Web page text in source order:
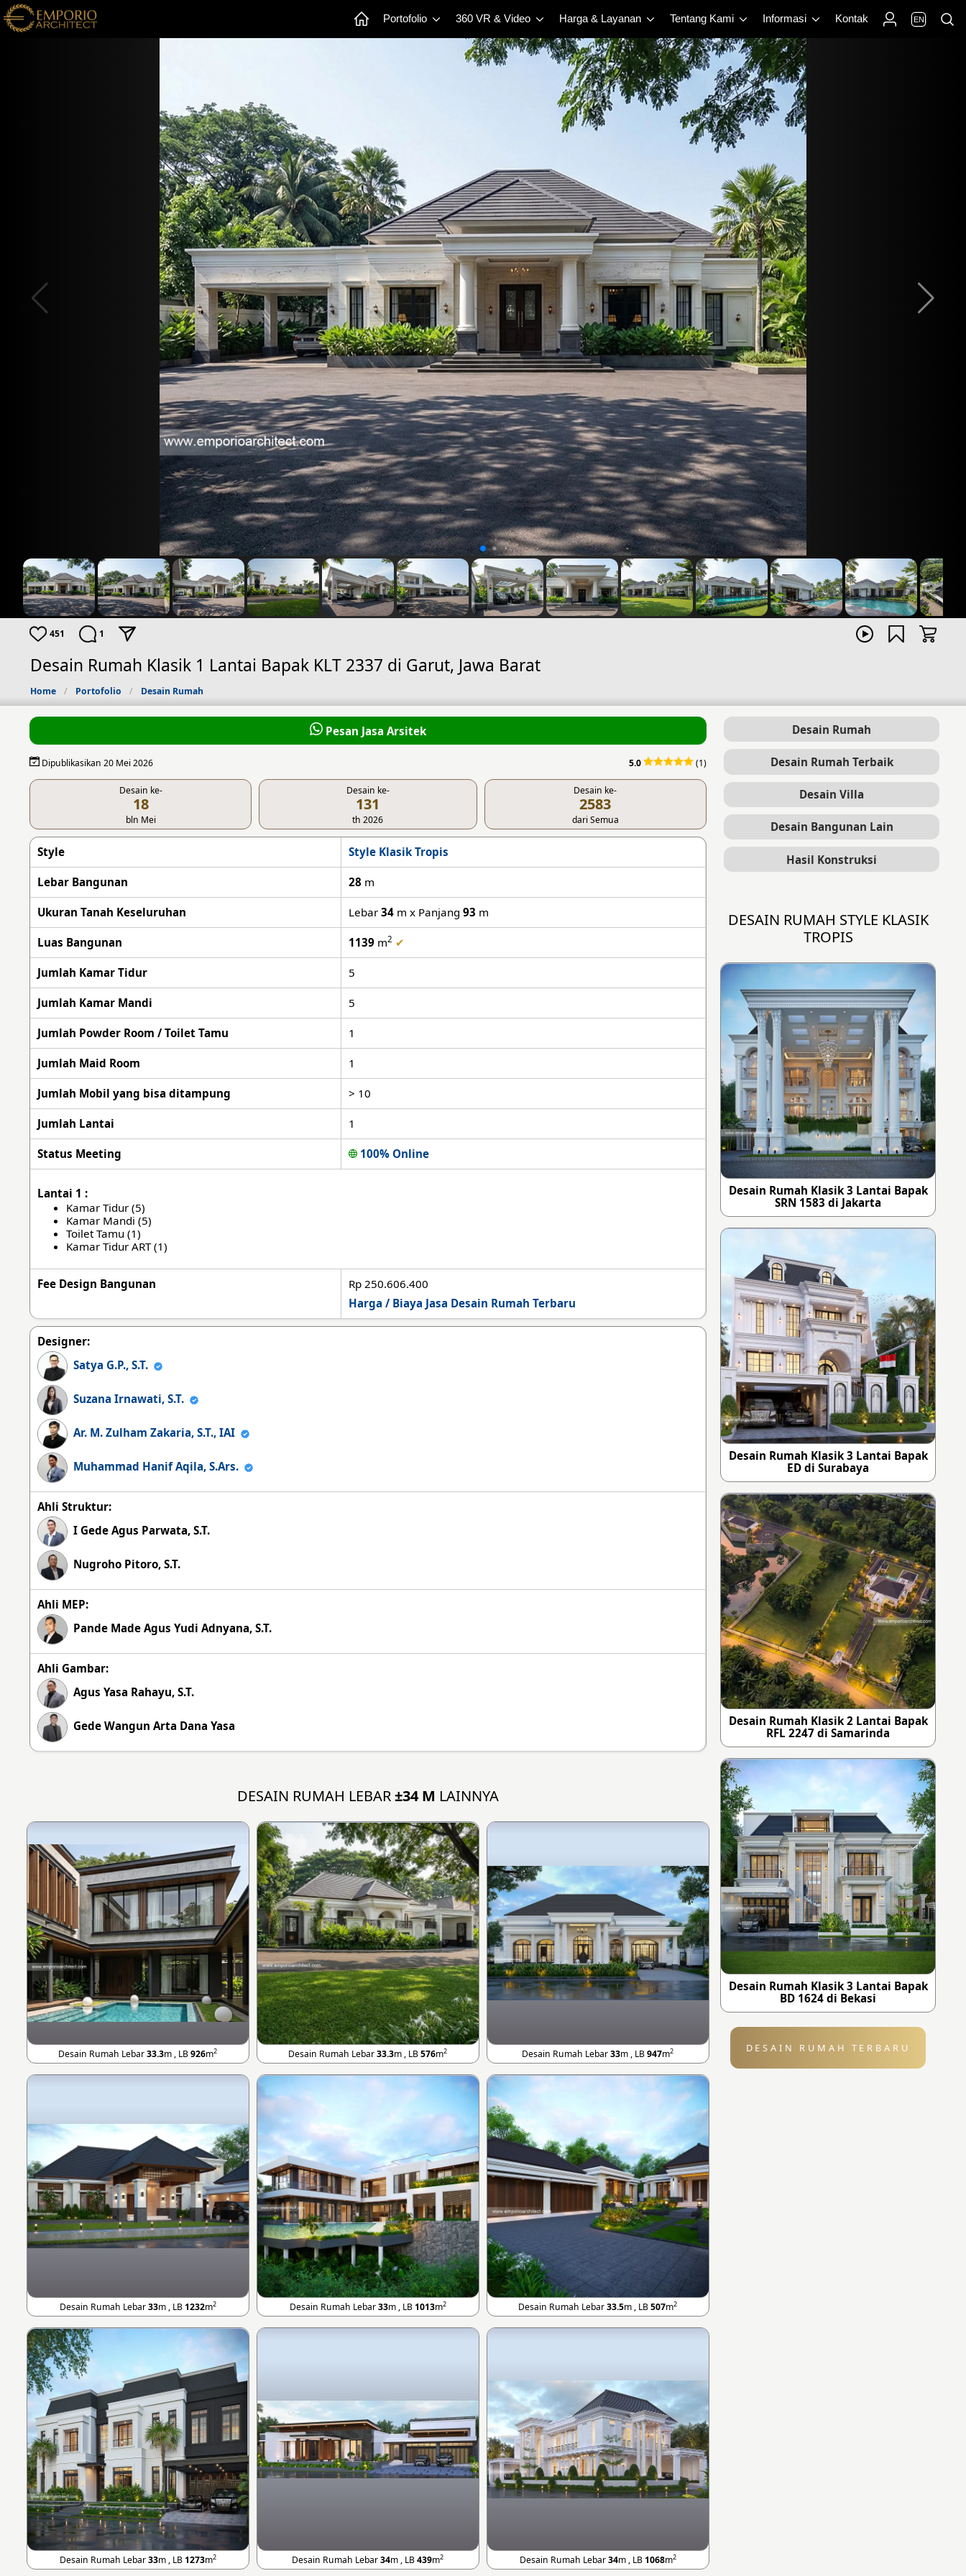
Portofolio 360 VR & Video Harga & Layanan Tentang Kami Informasi Kontak EN
451 1
Desain Rumah Klasik 1 Lantai Bapak KLT 2337 di Garut, Jawa Barat
Home Portofolio Desain Rumah
Pesan Jasa Arsitek
Dipublikasikan 20 Mei 2026 5.0 (1)
Desain ke-
18
bln Mei
Desain ke-
131
th 2026
Desain ke-
2583
dari Semua
Style Style Klasik Tropis
Lebar Bangunan 28 m
Ukuran Tanah Keseluruhan Lebar34 m x Panjang93 m
Luas Bangunan 1139 m2 ✔
Jumlah Kamar Tidur 5
Jumlah Kamar Mandi 5
Jumlah Powder Room / Toilet Tamu 1
Jumlah Maid Room 1
Jumlah Mobil yang bisa ditampung > 10
Jumlah Lantai 1
Status Meeting 100% Online
Lantai 1 :
Kamar Tidur (5)
Kamar Mandi (5)
Toilet Tamu (1)
Kamar Tidur ART (1)
Fee Design Bangunan
Rp 250.606.400
Harga / Biaya Jasa Desain Rumah Terbaru
Designer:
Satya G.P., S.T.
Suzana Irnawati, S.T.
Ar. M. Zulham Zakaria, S.T., IAI
Muhammad Hanif Aqila, S.Ars.
Ahli Struktur:
I Gede Agus Parwata, S.T.
Nugroho Pitoro, S.T.
Ahli MEP:
Pande Made Agus Yudi Adnyana, S.T.
Ahli Gambar:
Agus Yasa Rahayu, S.T.
Gede Wangun Arta Dana Yasa
DESAIN RUMAH LEBAR±34 M LAINNYA
Desain Rumah Lebar33.3m , LB926m2 Desain Rumah Lebar33.3m , LB576m2 Desain Rumah Lebar33m , LB947m2
Desain Rumah Lebar33m , LB 1232m2 Desain Rumah Lebar33m , LB 1013m2 Desain Rumah Lebar33.5m , LB507m2
Desain Rumah Lebar33m , LB 1273m2 Desain Rumah Lebar34m , LB439m2 Desain Rumah Lebar34m , LB 1068m2
Desain Rumah
Desain Rumah Terbaik
Desain Villa
Desain Bangunan Lain
Hasil Konstruksi
DESAIN RUMAH STYLE KLASIK
TROPIS
Desain Rumah Klasik 3 Lantai Bapak
SRN 1583 di Jakarta
Desain Rumah Klasik 3 Lantai Bapak
ED di Surabaya
Desain Rumah Klasik 2 Lantai Bapak
RFL 2247 di Samarinda
Desain Rumah Klasik 3 Lantai Bapak
BD 1624 di Bekasi
DESAIN RUMAH TERBARU